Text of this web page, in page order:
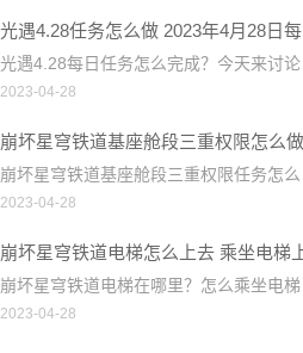
2023-04-28
2023-04-28
2023-04-28